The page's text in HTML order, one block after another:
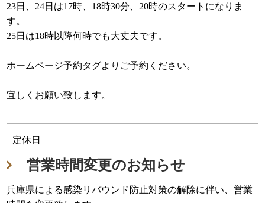
23日、24日は17時、18時30分、20時のスタートになりま
す。
25日は18時以降何時でも大丈夫です。
ホームページ予約タグよりご予約ください。
宜しくお願い致します。
定休日
営業時間変更のお知らせ
兵庫県による感染リバウンド防止対策の解除に伴い、営業